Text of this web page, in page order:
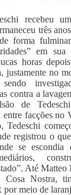
recebeu
três
forma
em sua
horas
justamente no
contra a
de
facções no
Tedeschi
registrou o
se
Até Matteo
Nostra,
meio de